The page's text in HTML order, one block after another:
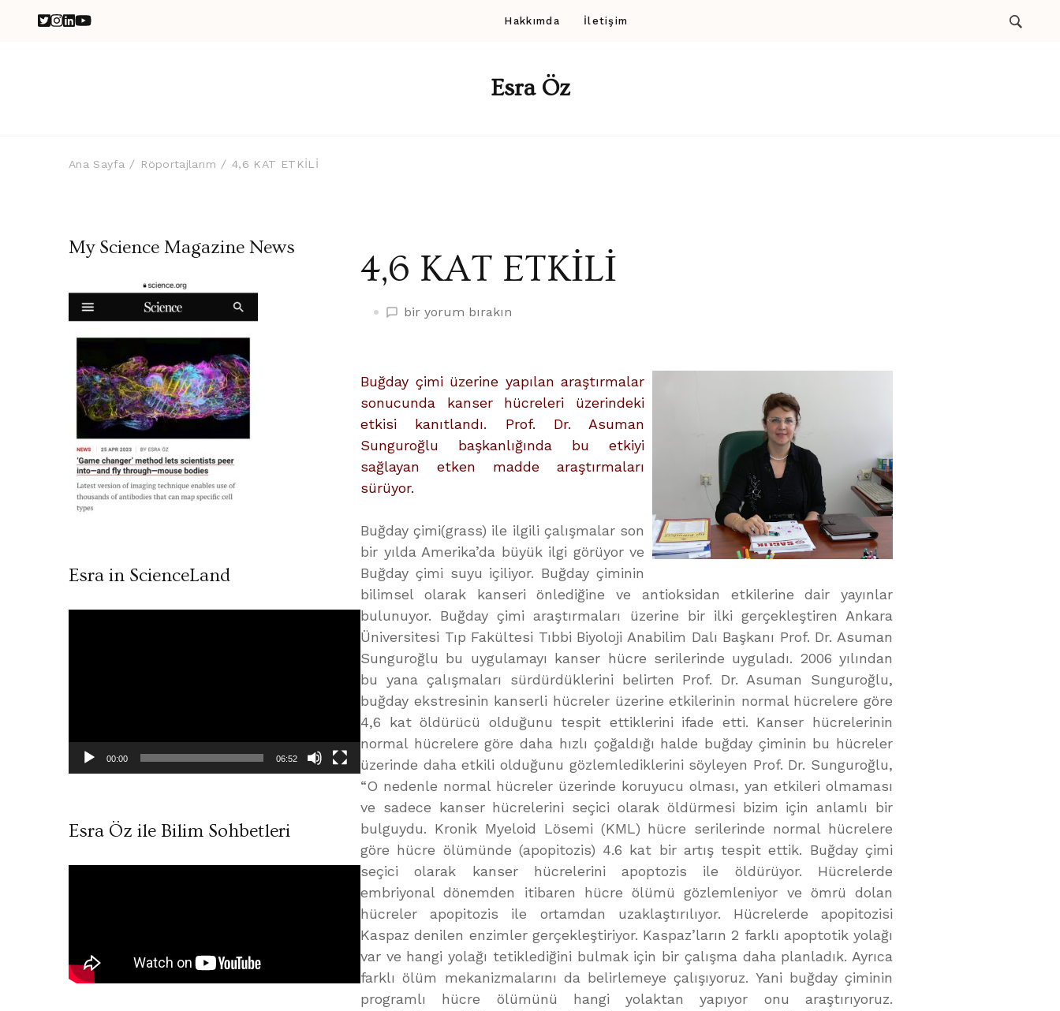
Hakkımda İletişim
Esra Öz
Ana Sayfa Röportajlarım 4,6 KAT ETKİLİ
4,6 KAT ETKİLİ
4,6
bir yorum bırakın
Buğday çimi üzerine yapılan araştırmalar
sonucunda kanser hücreleri üzerindeki
etkisi kanıtlandı. Prof. Dr. Asuman
Sunguroğlu başkanlığında bu etkiyi
sağlayan etken madde araştırmaları
sürüyor.
Buğday çimi(grass) ile ilgili çalışmalar son
bir yılda Amerika’da büyük ilgi görüyor ve
Buğday çimi suyu içiliyor. Buğday çiminin
bilimsel olarak kanseri önlediğine ve antioksidan etkilerine dair yayınlar
bulunuyor. Buğday çimi araştırmaları üzerine bir ilki gerçekleştiren Ankara
Üniversitesi Tıp Fakültesi Tıbbi Biyoloji Anabilim Dalı Başkanı Prof. Dr. Asuman
Sunguroğlu bu uygulamayı kanser hücre serilerinde uyguladı. 2006 yılından
bu yana çalışmaları sürdürdüklerini belirten Prof. Dr. Asuman Sunguroğlu,
buğday ekstresinin kanserli hücreler üzerine etkilerinin normal hücrelere göre
4,6 kat öldürücü olduğunu tespit ettiklerini ifade etti. Kanser hücrelerinin
normal hücrelere göre daha hızlı çoğaldığı halde buğday çiminin bu hücreler
üzerinde daha etkili olduğunu gözlemlediklerini söyleyen Prof. Dr. Sunguroğlu,
“O nedenle normal hücreler üzerinde koruyucu olması, yan etkileri olmaması
ve sadece kanser hücrelerini seçici olarak öldürmesi bizim için anlamlı bir
bulguydu. Kronik Myeloid Lösemi (KML) hücre serilerinde normal hücrelere
göre hücre ölümünde (apopitozis) 4.6 kat bir artış tespit ettik. Buğday çimi
seçici olarak kanser hücrelerini apoptozis ile öldürüyor. Hücrelerde
embriyonal dönemden itibaren hücre ölümü gözlemleniyor ve ömrü dolan
hücreler apopitozis ile ortamdan uzaklaştırılıyor. Hücrelerde apopitozisi
Kaspaz denilen enzimler gerçekleştiriyor. Kaspaz’ların 2 farklı apoptotik yolağı
var ve hangi yolağı tetiklediğini bulmak için bir çalışma daha planladık. Ayrıca
farklı ölüm mekanizmalarını da belirlemeye çalışıyoruz. Yani buğday çiminin
programlı hücre ölümünü hangi yolaktan yapıyor onu araştırıyoruz.
My Science Magazine News
Esra in ScienceLand
00:00 06:52
Esra Öz ile Bilim Sohbetleri